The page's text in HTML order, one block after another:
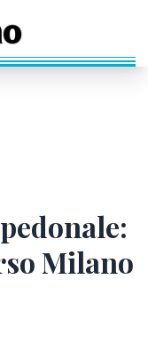
Milano